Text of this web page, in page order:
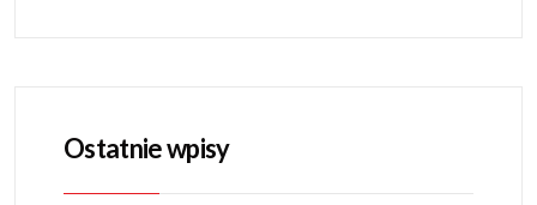
Ostatnie wpisy